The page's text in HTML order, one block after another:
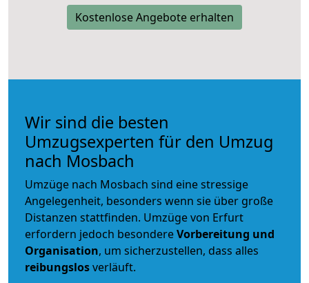
Kostenlose Angebote erhalten
Wir sind die besten
Umzugsexperten für den Umzug
nach Mosbach
Umzüge nach Mosbach sind eine stressige
Angelegenheit, besonders wenn sie über große
Distanzen stattfinden. Umzüge von Erfurt
erfordern jedoch besondereVorbereitung und
Organisation, um sicherzustellen, dass alles
reibungslosverläuft.